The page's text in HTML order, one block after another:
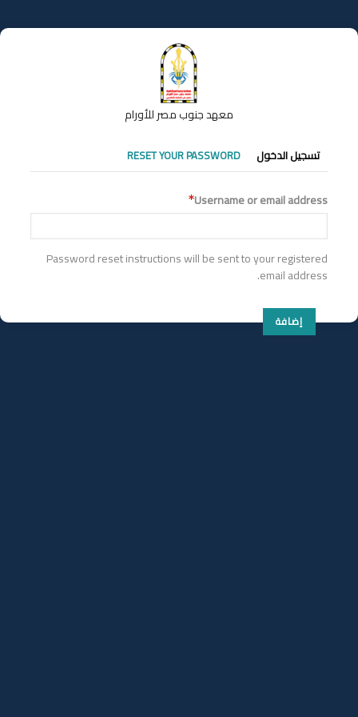
إلى
المحتوى
معهد جنوب مصر للأورام
التبويبات
الأساسية
تسجيل الدخول RESET YOUR PASSWORD
Username or email address
Password reset instructions will be sent to your registered
email address.